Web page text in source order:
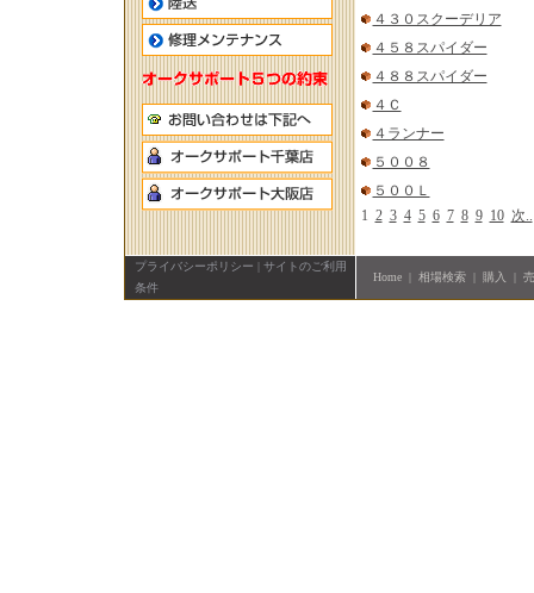
４３０スクーデリア
４５８スパイダー
４８８スパイダー
４Ｃ
４ランナー
５００８
５００Ｌ
1 2 3 4 5 6 7 8 9 10 次..
プライバシーポリシー | サイトのご利用
条件
Home| 相場検索| 購入 |